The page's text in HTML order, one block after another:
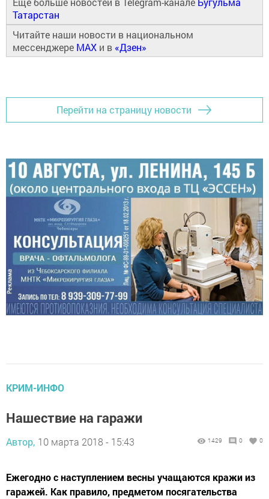
Татарстан
Читайте наши новости в национальном
мессенджере MAX и в «Дзен»
Перейти на страницу новости
КРИМ-ИНФО
Нашествие на гаражи
Автор, 10 марта 2018 - 15:43 1429 0 0
Ежегодно с наступлением весны учащаются кражи из
гаражей. Как правило, предметом посягательства